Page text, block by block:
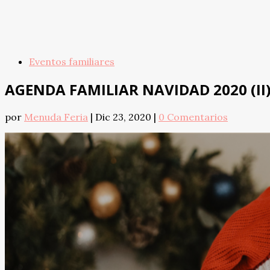
Eventos familiares
AGENDA FAMILIAR NAVIDAD 2020
por Menuda Feria | Dic 23, 2020 | 0 Comentarios